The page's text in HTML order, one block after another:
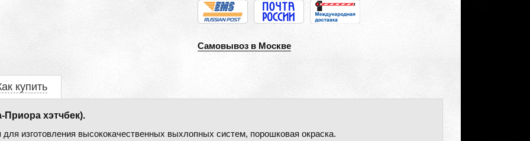
Самовывоз в Москве
купить
хэтчбек).
изготовления высококачественных выхлопных систем, порошковая окраска.